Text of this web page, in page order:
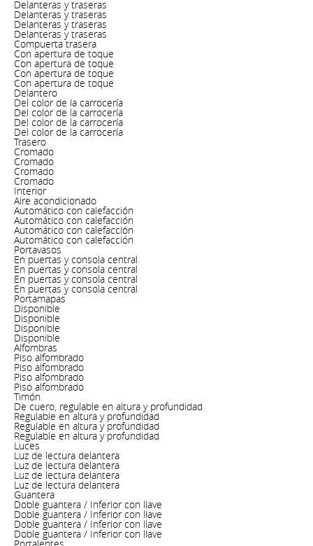
Delanteras y traseras
Delanteras y traseras
Delanteras y traseras
Delanteras y traseras
Compuerta trasera
Con apertura de toque
Con apertura de toque
Con apertura de toque
Con apertura de toque
Delantero
Del color de la carrocería
Del color de la carrocería
Del color de la carrocería
Del color de la carrocería
Trasero
Cromado
Cromado
Cromado
Cromado
Interior
Aire acondicionado
Automático con calefacción
Automático con calefacción
Automático con calefacción
Automático con calefacción
Portavasos
En puertas y consola central
En puertas y consola central
En puertas y consola central
En puertas y consola central
Portamapas
Disponible
Disponible
Disponible
Disponible
Alfombras
Piso alfombrado
Piso alfombrado
Piso alfombrado
Piso alfombrado
Timón
De cuero, regulable en altura y profundidad
Regulable en altura y profundidad
Regulable en altura y profundidad
Regulable en altura y profundidad
Luces
Luz de lectura delantera
Luz de lectura delantera
Luz de lectura delantera
Luz de lectura delantera
Guantera
Doble guantera / Inferior con llave
Doble guantera / Inferior con llave
Doble guantera / Inferior con llave
Doble guantera / Inferior con llave